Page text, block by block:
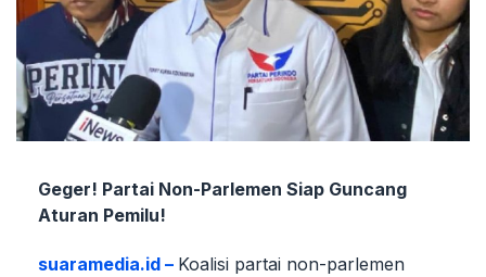
Geger! Partai Non-Parlemen Siap Guncang
Aturan Pemilu!
suaramedia.id – Koalisi partai non-parlemen